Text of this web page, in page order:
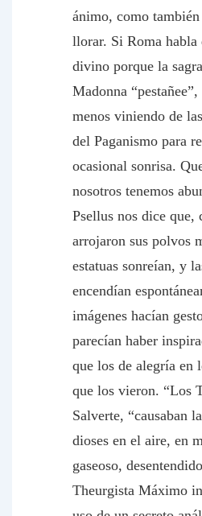
ánimo, como también
llorar. Si Roma
divino porque la
Madonna
menos viniendo de
del Paganismo para
ocasional sonrisa.
nosotros tenemos
Psellus nos dice que,
arrojaron sus polvos
estatuas sonreían, y
encendían
imágenes hacían
parecían haber
que los de alegría en
que los vieron. “Los
Salverte, “causaban
dioses en el aire, en
gaseoso,
Theurgista Máximo